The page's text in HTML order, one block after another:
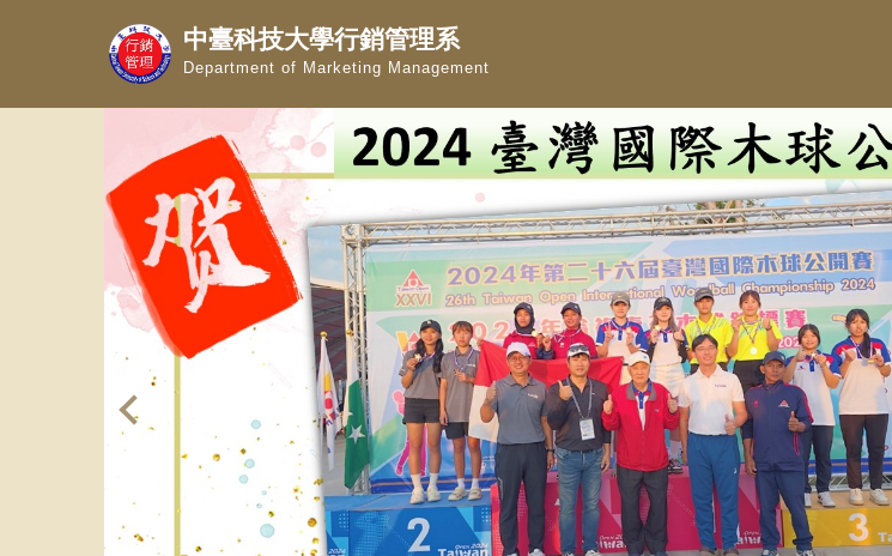
要
中臺科技大學行銷管理系
Department of Marketing Management